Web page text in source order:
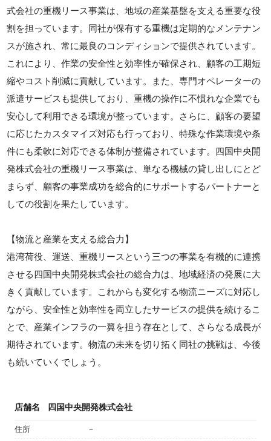
式会社の重機リース事業は、地域の産業基盤を支える重要な役
割を担っています。同社が保有する重機は定期的なメンテナン
スが施され、常に最良のコンディションで提供されています。
これにより、作業の安全性と効率性が確保され、顧客の工期短
縮やコスト削減に貢献しています。また、専門オペレーターの
派遣サービスも提供しており、重機の操作に不慣れな企業でも
安心して利用できる環境が整っています。さらに、顧客の要望
に応じたカスタマイズ対応も行っており、特殊な作業環境や条
件にも柔軟に対応できる体制が整備されています。四国中央開
発株式会社の重機リース事業は、単なる機械の貸し出しにとど
まらず、顧客の事業成功を総合的にサポートするパートナーと
しての役割を果たしています。
【物流と産業を支える総合力】
港湾荷役、運送、重機リースという三つの事業を有機的に連携
させる四国中央開発株式会社の総合力は、地域経済の発展に大
きく貢献しています。これからも変化する物流ニーズに対応し
ながら、安全性と効率性を両立したサービスの提供を続けるこ
とで、産業インフラの一翼を担う存在として、さらなる成長が
期待されています。物流の未来を切り拓く同社の挑戦は、今後
も続いていくでしょう。
店舗名 四国中央開発株式会社
住所 －